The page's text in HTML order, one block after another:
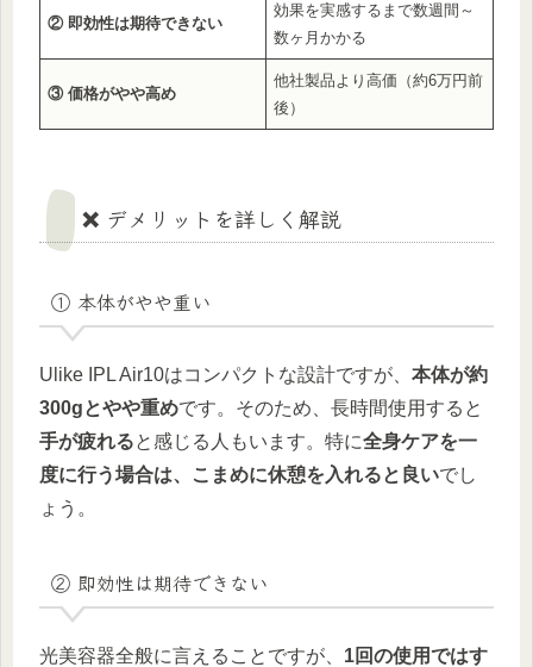
② 即効性は期待できない
効果を実感するまで数週間～
数ヶ月かかる
③ 価格がやや高め
他社製品より高価（約6万円前
後）
❌ デメリットを詳しく解説
① 本体がやや重い
Ulike IPL Air10はコンパクトな設計ですが、 本体が約
300gとやや重めです。そのため、長時間使用すると
手が疲れると感じる人もいます。特に全身ケアを一
度に行う場合は、こまめに休憩を入れると良いでし
ょう。
② 即効性は期待できない
光美容器全般に言えることですが、 1回の使用ではす